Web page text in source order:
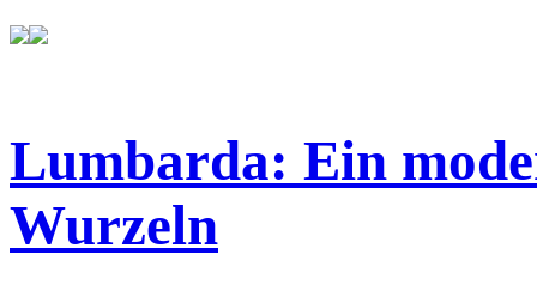
Lumbarda: Ein
Wurzeln